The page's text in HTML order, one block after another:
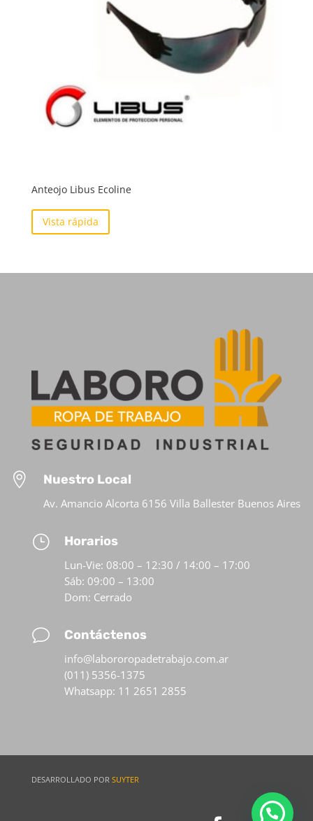
Anteojo Libus Ecoline
Vista rápida
 Nuestro Local
Av. Amancio Alcorta 6156 Villa Ballester Buenos Aires
} Horarios
Lun-Vie: 08:00 – 12:30 / 14:00 – 17:00
Sáb: 09:00 – 13:00
Dom: Cerrado
v Contáctenos
info@labororopadetrabajo.com.ar
(011) 5356-1375
Whatsapp: 11 2651 2855
DESARROLLADO POR SUYTER